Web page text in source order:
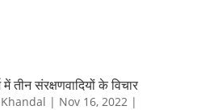
तीन संरक्षणवादियों के विचार
| Nov 16, 2022 |